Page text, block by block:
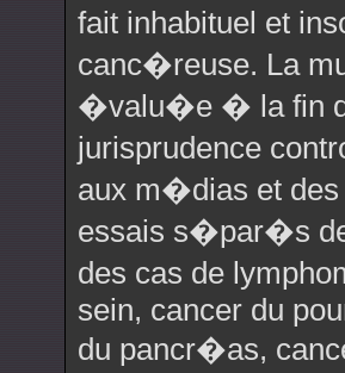
fait inhabituel et
canc�reuse. La
�valu�e � la fin
jurisprudence
aux m�dias et
essais s�par�s
des cas de
sein, cancer du
du pancr�as,